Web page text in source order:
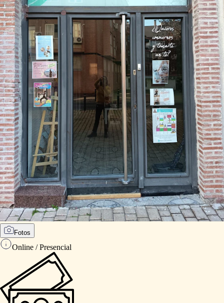
Fotos
Online / Presencial